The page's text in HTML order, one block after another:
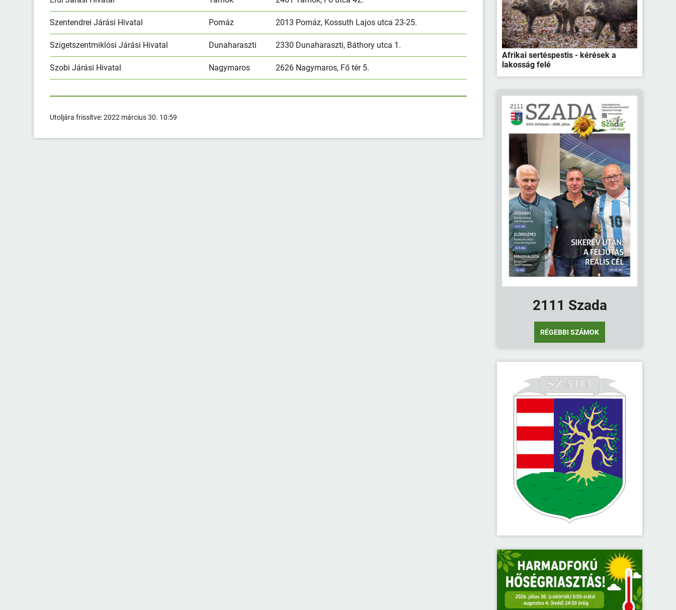
Szentendrei Járási Hivatal Pomáz 2013 Pomáz, Kossuth Lajos utca 23-25.
Szigetszentmiklósi Járási Hivatal Dunaharaszti 2330 Dunaharaszti, Báthory utca 1.
Szobi Járási Hivatal Nagymaros 2626 Nagymaros, Fő tér 5.
Utoljára frissítve:2022 március 30. 10:59
Afrikai sertéspestis - kérések a
lakosság felé
2111 Szada
RÉGEBBI SZÁMOK